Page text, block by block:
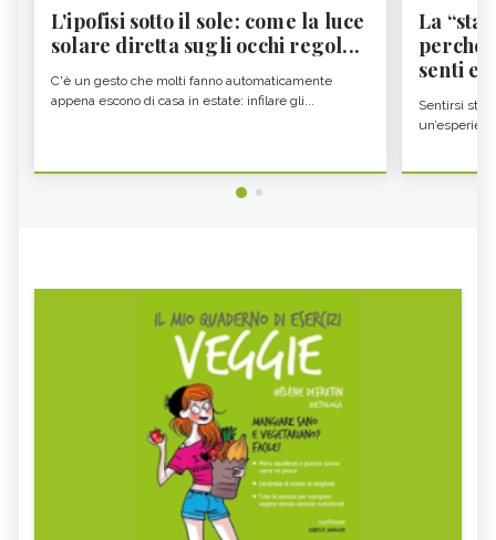
L'ipofisi sotto il sole: come la luce
solare diretta sugli occhi regol...
C'è un gesto che molti fanno automaticamente
appena escono di casa in estate: infilare gli...
La
perché
senti
Sentirsi